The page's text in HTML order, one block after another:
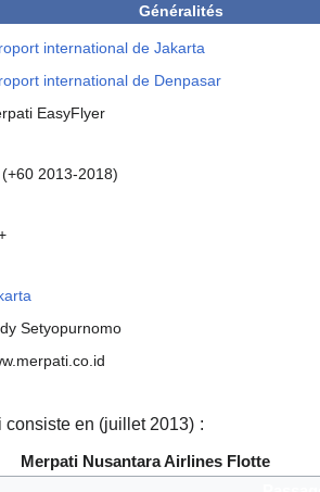
Généralités
international de Jakarta
international de Denpasar
EasyFlyer
2013-2018)
Setyopurnomo
consiste en (juillet 2013) :
Merpati Nusantara Airlines Flotte